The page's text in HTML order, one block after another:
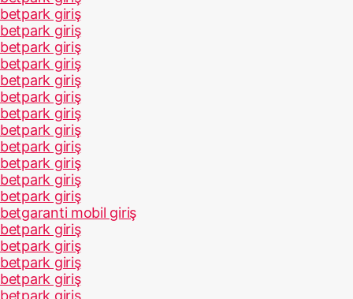
betpark giriş
betpark giriş
betpark giriş
betpark giriş
betpark giriş
betpark giriş
betpark giriş
betpark giriş
betpark giriş
betpark giriş
betpark giriş
betpark giriş
betgaranti mobil giriş
betpark giriş
betpark giriş
betpark giriş
betpark giriş
betpark giriş